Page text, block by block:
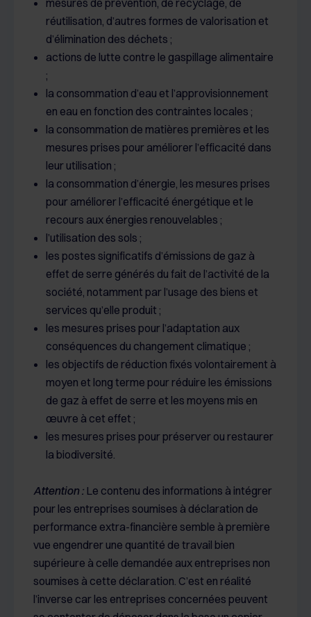
mesures de prévention, de recyclage, de
réutilisation, d’autres formes de valorisation et
d’élimination des déchets ;
actions de lutte contre le gaspillage alimentaire
;
la consommation d’eau et l’approvisionnement
en eau en fonction des contraintes locales ;
la consommation de matières premières et les
mesures prises pour améliorer l’efficacité dans
leur utilisation ;
la consommation d’énergie, les mesures prises
pour améliorer l’efficacité énergétique et le
recours aux énergies renouvelables ;
l’utilisation des sols ;
les postes significatifs d’émissions de gaz à
effet de serre générés du fait de l’activité de la
société, notamment par l’usage des biens et
services qu’elle produit ;
les mesures prises pour l’adaptation aux
conséquences du changement climatique ;
les objectifs de réduction fixés volontairement à
moyen et long terme pour réduire les émissions
de gaz à effet de serre et les moyens mis en
œuvre à cet effet ;
les mesures prises pour préserver ou restaurer
la biodiversité.
Attention : Le contenu des informations à intégrer
pour les entreprises soumises à déclaration de
performance extra-financière semble à première
vue engendrer une quantité de travail bien
supérieure à celle demandée aux entreprises non
soumises à cette déclaration. C’est en réalité
l’inverse car les entreprises concernées peuvent